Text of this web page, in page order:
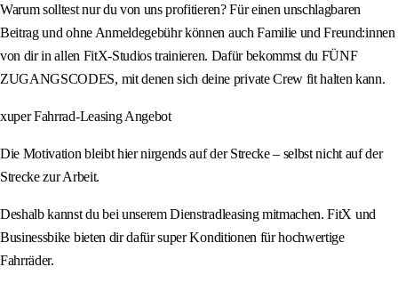
Warum solltest nur du von uns profitieren? Für einen unschlagbaren
Beitrag und ohne Anmeldegebühr können auch Familie und Freund:innen
von dir in allen FitX-Studios trainieren. Dafür bekommst du FÜNF
ZUGANGSCODES, mit denen sich deine private Crew fit halten kann.
xuper Fahrrad-Leasing Angebot
Die Motivation bleibt hier nirgends auf der Strecke – selbst nicht auf der
Strecke zur Arbeit.
Deshalb kannst du bei unserem Dienstradleasing mitmachen. FitX und
Businessbike bieten dir dafür super Konditionen für hochwertige
Fahrräder.